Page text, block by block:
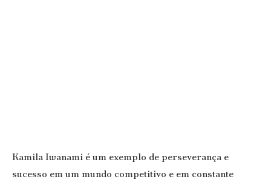
Kamila Iwanami é um exemplo de perseverança e
sucesso em um mundo competitivo e em constante